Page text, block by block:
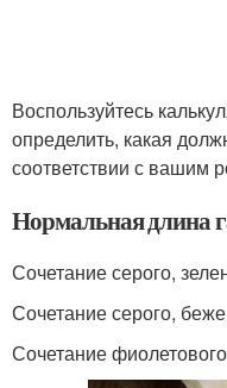
Воспользуйтесь
определить, какая
соответствии с вашим
Нормальная длина
Сочетание серого,
Сочетание серого,
Сочетание